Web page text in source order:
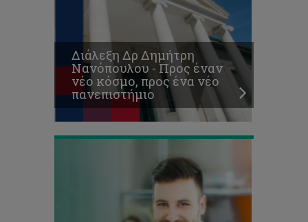
Διάλεξη Δρ Δημήτρη
Νανόπουλου - Προς έναν
νέο κόσμο, προς ένα νέο
πανεπιστήμιο
Μεταπτυχιακές
Σπουδές
Επιπέδου
Μάστερ
(ΜΑ/MSc)
2018-
19
Κυκλοφόρησε
ενημερωτικό